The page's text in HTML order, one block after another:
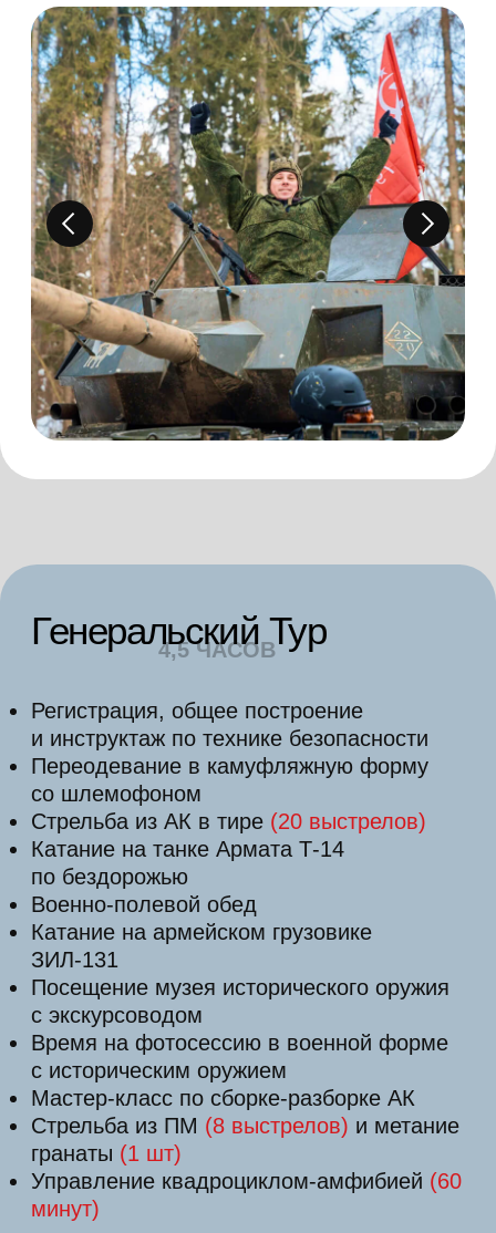
Выстрел из гранатомета РПГ
Выстрел из пушки танка
Переезд машины танком (от 70 000
рублей за авто)
от 135000r
ЗА 1 ЧЕЛОВЕКА
КУПИТЬ ТУР
VIP-тур на двоих
Регистрация, общее построение
и инструктаж по технике безопасности
Переодевание в камуфляжную форму
со шлемофоном
«Командирские 100 грамм», для
поднятия боевого духа
Стрельба из АК в тире
Катание на танке Армата Т-14
по бездорожью
Военно-полевой обед
Катание на армейском грузовике
ЗИЛ-131
Посещение музея исторического оружия
с экскурсоводом
Время на фотосессию в военной форме
с историческим оружием
Мастер-класс по сборке-разборке АК
Стрельба из пистолета Макарова
выстрелов)и метание гранаты(2 шт)
Управление квадроциклом-амфибией